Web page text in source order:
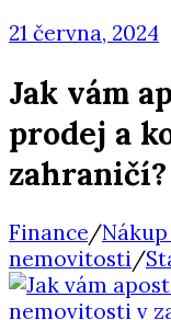
21 června, 2024
Jak vám
prodej a
zahraničí?
Finance/
nemovitosti/